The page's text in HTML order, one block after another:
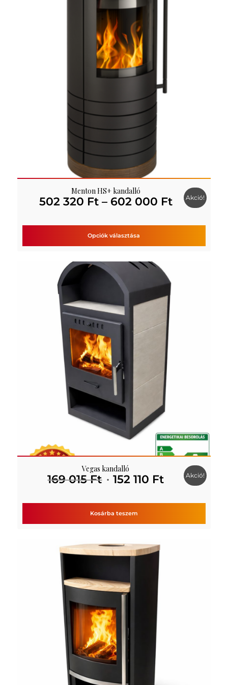
Menton HS+ kandalló
502 320 Ft – 602 000 Ft
320 Ft
602
Akció!
Opciók választása
Vegas kandalló
169 015Ft Original
was:
169
015 Ft.
152 110 FtCurrent
is:
110 Ft.
Akció!
Kosárba teszem